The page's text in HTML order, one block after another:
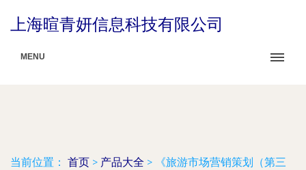
上海暄青妍信息科技有限公司
MENU
当前位置： 首页 > 产品大全 >
《旅游市场营销策划（第三